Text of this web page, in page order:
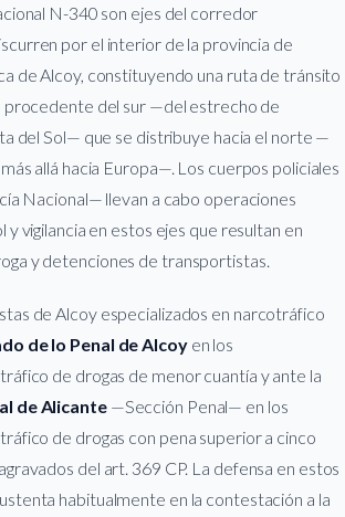
N-340 son ejes del corredor
por el interior de la provincia de
de Alcoy, constituyendo una ruta de tránsito
procedente del sur —del estrecho de
del Sol— que se distribuye hacia el norte —
allá hacia Europa—. Los cuerpos policiales
Nacional— llevan a cabo operaciones
vigilancia en estos ejes que resultan en
y detenciones de transportistas.
de Alcoy especializados en narcotráfico
de lo Penal de Alcoyen los
de drogas de menor cuantía y ante la
de Alicante—Sección Penal— en los
de drogas con pena superior a cinco
del art. 369 CP. La defensa en estos
habitualmente en la contestación a la